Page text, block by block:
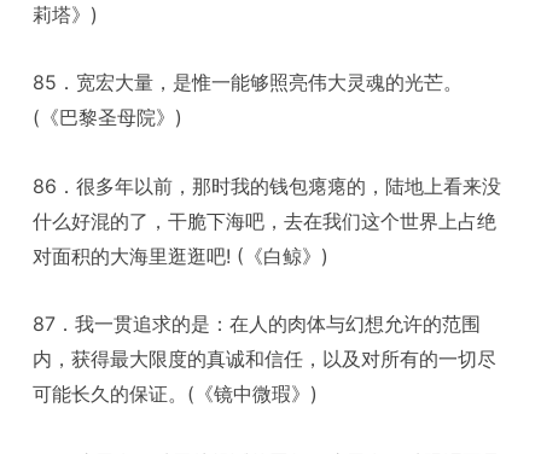
莉塔》)
85．宽宏大量，是惟一能够照亮伟大灵魂的光芒。
(《巴黎圣母院》)
86．很多年以前，那时我的钱包瘪瘪的，陆地上看来没
什么好混的了，干脆下海吧，去在我们这个世界上占绝
对面积的大海里逛逛吧! (《白鲸》)
87．我一贯追求的是：在人的肉体与幻想允许的范围
内，获得最大限度的真诚和信任，以及对所有的一切尽
可能长久的保证。(《镜中微瑕》)